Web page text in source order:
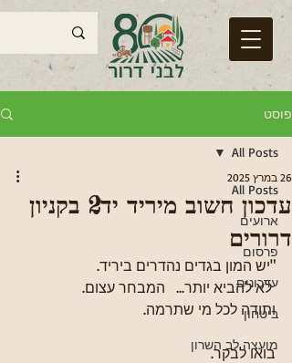
פוסט
All Posts
ארועים
פרסום
עדכונים
ביטחון
מועצה לב השרון
All Posts
עדכון חשוב מיריד יד2 בקניון
דרורים
26 במרץ 2025
"יש המון בגדים נהדרים ביריד.
לא להביא יותר...   המבחר עצום.
ותודה לכל מי שתרמה.
בואו לבקר.